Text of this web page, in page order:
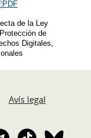
de la Ley
de
Digitales,
Avís legal